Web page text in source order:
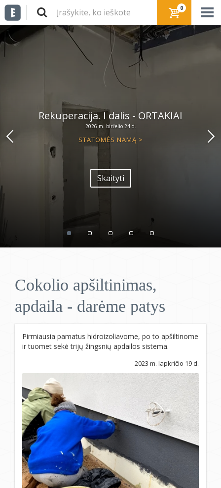
0
Rekuperacija. I dalis - ORTAKIAI
2026 m. birželio 24 d.
STATOMĖS NAMĄ >
Skaityti
Cokolio apšiltinimas,
apdaila - darėme patys
Pirmiausia pamatus hidroizoliavome, po to apšiltinome
ir tuomet sekė trijų žingsnių apdailos sistema.
2023 m. lapkričio 19 d.